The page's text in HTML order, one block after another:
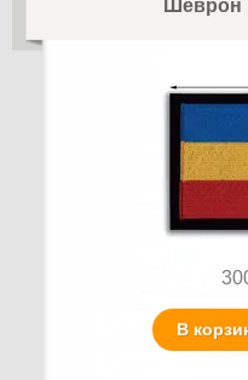
Шеврон
В